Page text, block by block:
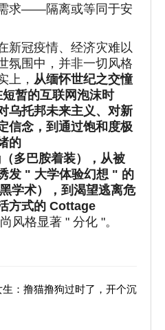
求——隔离或等同于安
新冠疫情、经济灾难以
氛围中，并非一切风格
上， 从缅怀世纪之交憧
短暂的互联网泡沫时
乌托邦未来主义、对新
信念，到通过饱和度极
的
（多巴胺着装），从被
发 " 大学体验幻想 " 的
学术）
，到渴望逃离危
方式的 Cottage
风格显著 " 分化 "。
生：撸猫撸狗过时了，开个沉